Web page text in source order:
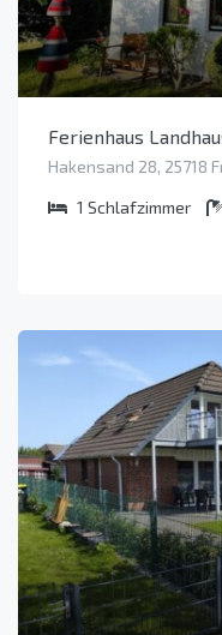
Ferienhaus
Hakensand 28, 25718
1 Schlafzimmer